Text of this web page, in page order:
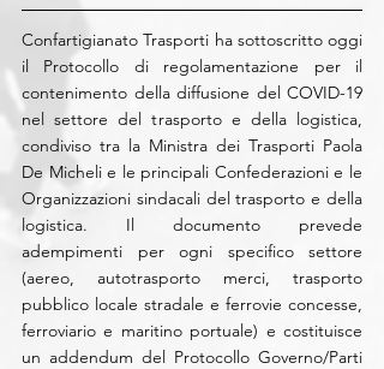
Confartigianato Trasporti ha sottoscritto oggi
il Protocollo di regolamentazione per il
contenimento della diffusione del COVID-19
nel settore del trasporto e della logistica,
condiviso tra la Ministra dei Trasporti Paola
De Micheli e le principali Confederazioni e le
Organizzazioni sindacali del trasporto e della
logistica. Il documento prevede
adempimenti per ogni specifico settore
(aereo, autotrasporto merci, trasporto
pubblico locale stradale e ferrovie concesse,
ferroviario e maritino portuale) e costituisce
un addendum del Protocollo Governo/Parti